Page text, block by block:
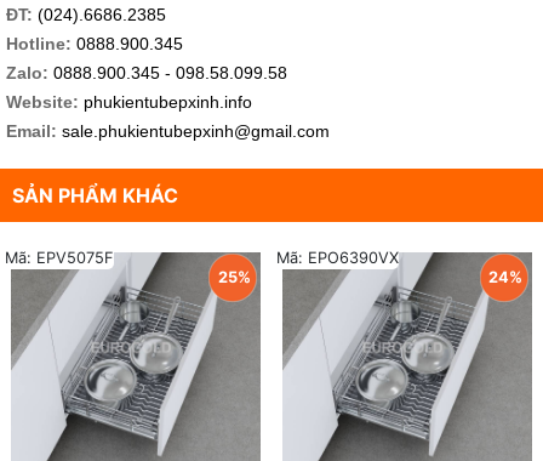
ĐT: (024).6686.2385
Hotline: 0888.900.345
Zalo: 0888.900.345 - 098.58.099.58
Website: phukientubepxinh.info
Email: sale.phukientubepxinh@gmail.com
SẢN PHẨM KHÁC
25%
Mã: EPV5075F
24%
Mã: EPO6390VX